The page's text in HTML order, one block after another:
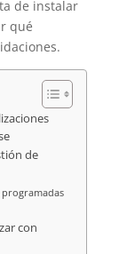
de instalar
qué
de
programadas
con